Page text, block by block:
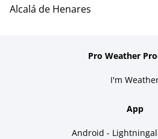
Alcalá de Henares
Pro Weather
I'm
App
Android -